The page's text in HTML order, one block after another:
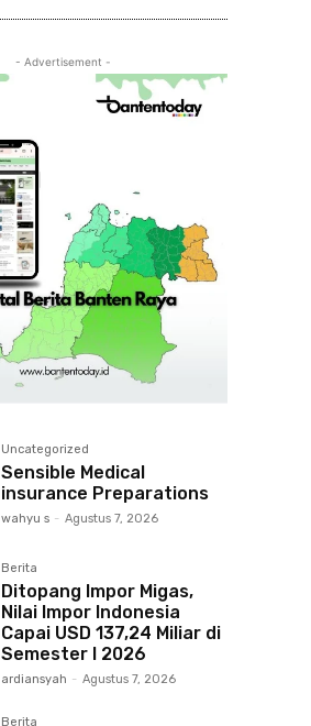
- Advertisement -
Uncategorized
Sensible Medical
insurance Preparations
wahyu s - Agustus 7, 2026
Berita
Ditopang Impor Migas,
Nilai Impor Indonesia
Capai USD 137,24 Miliar di
Semester I 2026
ardiansyah - Agustus 7, 2026
Berita